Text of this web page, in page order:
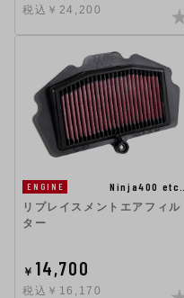
税込￥24,200
ENGINE
Ninja400 etc…
リプレイスメントエアフィル
ター
￥ 14,700
税込￥16,170